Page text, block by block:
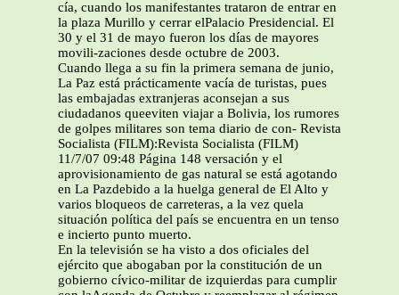
cía, cuando los manifestantes trataron de entrar en
la plaza Murillo y cerrar elPalacio Presidencial. El
30 y el 31 de mayo fueron los días de mayores
movili-zaciones desde octubre de 2003.
Cuando llega a su fin la primera semana de junio,
La Paz está prácticamente vacía de turistas, pues
las embajadas extranjeras aconsejan a sus
ciudadanos queeviten viajar a Bolivia, los rumores
de golpes militares son tema diario de con- Revista
Socialista (FILM):Revista Socialista (FILM)
11/7/07 09:48 Página 148 versación y el
aprovisionamiento de gas natural se está agotando
en La Pazdebido a la huelga general de El Alto y
varios bloqueos de carreteras, a la vez quela
situación política del país se encuentra en un tenso
e incierto punto muerto.
En la televisión se ha visto a dos oficiales del
ejército que abogaban por la constitución de un
gobierno cívico-militar de izquierdas para cumplir